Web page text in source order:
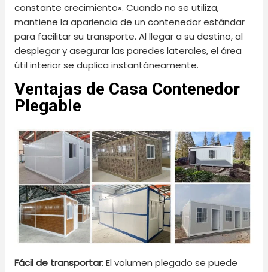
constante crecimiento». Cuando no se utiliza,
mantiene la apariencia de un contenedor estándar
para facilitar su transporte. Al llegar a su destino, al
desplegar y asegurar las paredes laterales, el área
útil interior se duplica instantáneamente.
Ventajas de Casa Contenedor
Plegable
Fácil de transportar: El volumen plegado se puede